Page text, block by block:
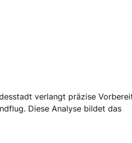
verlangt präzise
Diese Analyse bildet das